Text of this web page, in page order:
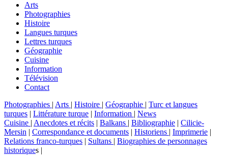
Arts
Photographies
Histoire
Langues turques
Lettres turques
Géographie
Cuisine
Information
Télévision
Contact
Photographies | Arts | Histoire | Géographie | Turc et langues
turques | Littérature turque | Information | News
Cuisine | Anecdotes et récits | Balkans | Bibliographie | Cilicie-
Mersin | Correspondance et documents | Historiens | Imprimerie |
Relations franco-turques | Sultans | Biographies de personnages
historiques |